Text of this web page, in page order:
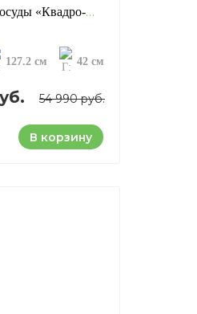
Шкаф для посуды «Квадро-С 21», цвет: белый лак + антик (сосна)
127.2 см 42 см
54 990 руб.
В корзину